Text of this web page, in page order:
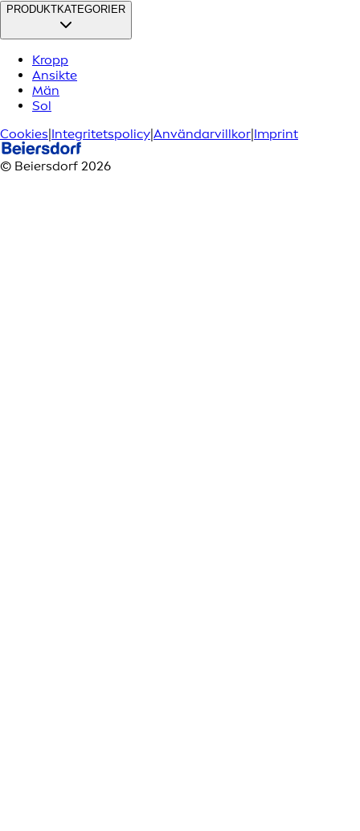
PRODUKTKATEGORIER
Kropp
Ansikte
Män
Sol
Cookies|Integritetspolicy|Användarvillkor|Imprint
© Beiersdorf 2026